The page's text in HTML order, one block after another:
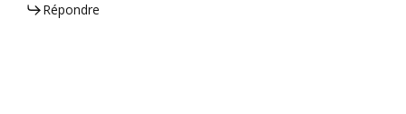
Répondre